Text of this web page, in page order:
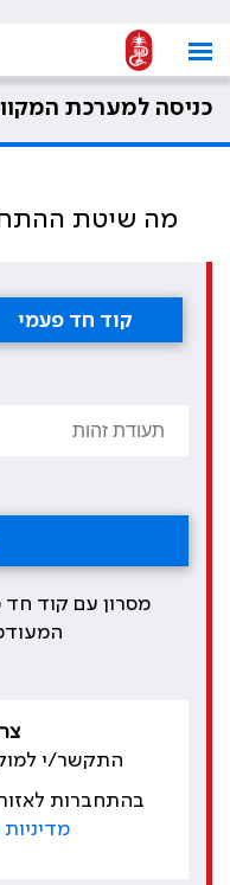
כניסה למערכת
מה שיטת
קוד חד פעמי
מסרון עם קוד חד
התקשר/י
בהתחברות